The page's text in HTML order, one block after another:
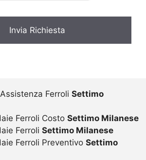
Ferroli Settimo
Ferroli Costo Settimo Milanese
Ferroli Settimo Milanese
Ferroli Preventivo Settimo